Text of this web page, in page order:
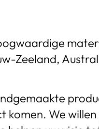
Zeeland,
komen. We